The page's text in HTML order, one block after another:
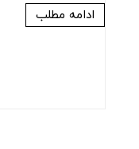
ادامه مطلب